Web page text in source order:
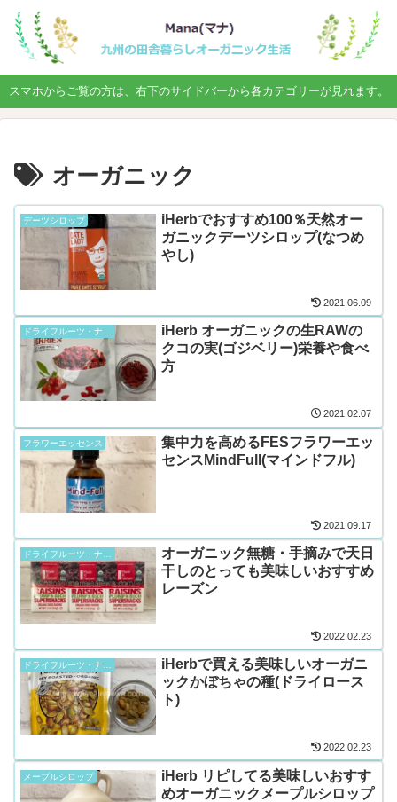
スマホからご覧の方は、右下のサイドバーから各カテゴリーが見れます。
オーガニック
デーツシロップ
iHerbでおすすめ100％天然オー
ガニックデーツシロップ(なつめ
やし)
2021.06.09
ドライフルーツ・ナッツ類
iHerb オーガニックの生RAWの
クコの実(ゴジベリー)栄養や食べ
方
2021.02.07
フラワーエッセンス
集中力を高めるFESフラワーエッ
センスMindFull(マインドフル)
2021.09.17
オーガニック無糖・手摘みで天日
干しのとっても美味しいおすすめ
レーズン
2022.02.23
ドライフルーツ・ナッツ類
iHerbで買える美味しいオーガニ
ックかぼちゃの種(ドライロース
ト)
2022.02.23
メープルシロップ
iHerb リピしてる美味しいおすす
めオーガニックメープルシロップ